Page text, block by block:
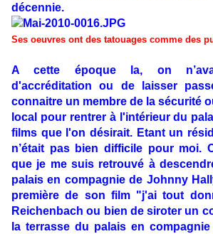
décennie.
Ses oeuvres ont des tatouages comme des
A cette époque la, on
d'accréditation ou de laisser
connaitre un membre de la sécurité
local pour rentrer à l'intérieur du
films que l'on désirait. Etant un
n’était pas bien difficile pour moi.
que je me suis retrouvé à
palais en compagnie de Johnny
première de son film "j'ai tout
Reichenbach ou bien de siroter un
la terrasse du palais en